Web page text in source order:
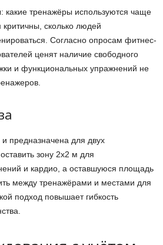
какие тренажёры используются чаще
критичны, сколько людей
Согласно опросам фитнес-
ценят наличие свободного
и функциональных упражнений не
предназначена для двух
зону 2х2 м для
и кардио, а оставшуюся площадь
между тренажёрами и местами для
подход повышает гибкость